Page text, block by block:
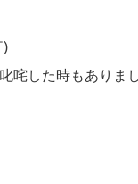
)
叱咤した時もあり